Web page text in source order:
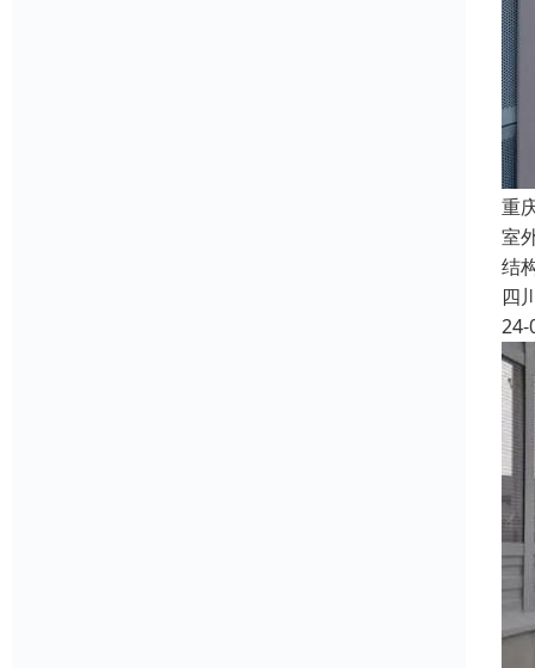
重
室
结
四
24-